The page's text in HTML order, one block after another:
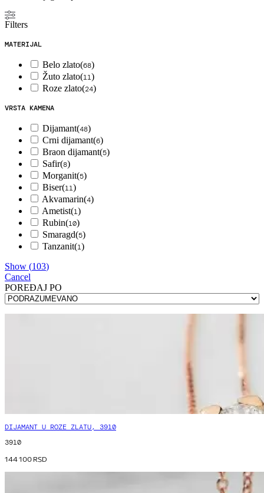
Filters
MATERIJAL
Belo zlato(68)
Žuto zlato(11)
Roze zlato(24)
VRSTA KAMENA
Dijamant(48)
Crni dijamant(6)
Braon dijamant(5)
Safir(8)
Morganit(5)
Biser(11)
Akvamarin(4)
Ametist(1)
Rubin(10)
Smaragd(5)
Tanzanit(1)
Show (103)
Cancel
POREÐAJ PO
DIJAMANT U ROZE ZLATU, 3910
3910
144 100RSD